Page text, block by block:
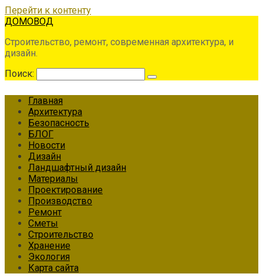
Перейти к контенту
ДОМОВОД
Строительство, ремонт, современная архитектура, и
дизайн.
Поиск:
Главная
Архитектура
Безопасность
БЛОГ
Новости
Дизайн
Ландшафтный дизайн
Материалы
Проектирование
Производство
Ремонт
Сметы
Строительство
Хранение
Экология
Карта сайта